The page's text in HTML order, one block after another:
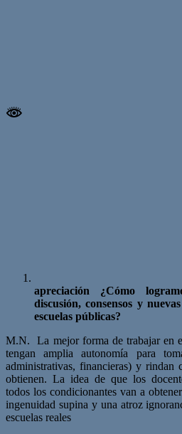
apreciación ¿Cómo
discusión, consensos y
escuelas públicas?
M.N. La mejor forma de trabajar en
tengan amplia autonomía para
administrativas, financieras) y rindan
obtienen. La idea de que los
todos los condicionantes van a
ingenuidad supina y una atroz
escuelas reales